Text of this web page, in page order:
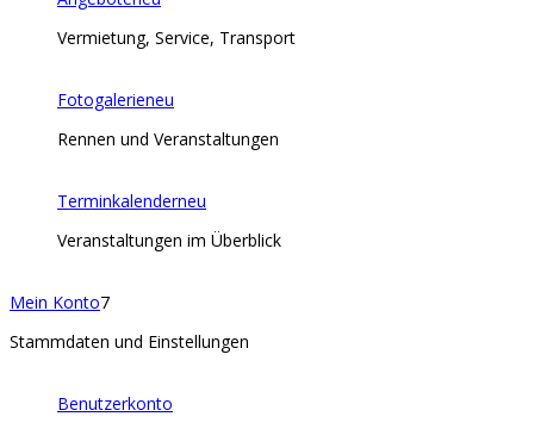
Vermietung, Service, Transport
Fotogalerieneu
Rennen und Veranstaltungen
Terminkalenderneu
Veranstaltungen im Überblick
Mein Konto7
Stammdaten und Einstellungen
Benutzerkonto